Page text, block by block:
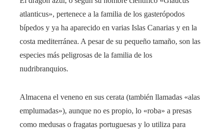
atlanticus», pertenece a la familia de los gasterópodos
bípedos y ya ha aparecido en varias Islas Canarias y en la
costa mediterránea. A pesar de su pequeño tamaño, son las
especies más peligrosas de la familia de los
nudribranquios.
Almacena el veneno en sus cerata (también llamadas «alas
emplumadas»), aunque no es propio, lo «roba» a presas
como medusas o fragatas portuguesas y lo utiliza para